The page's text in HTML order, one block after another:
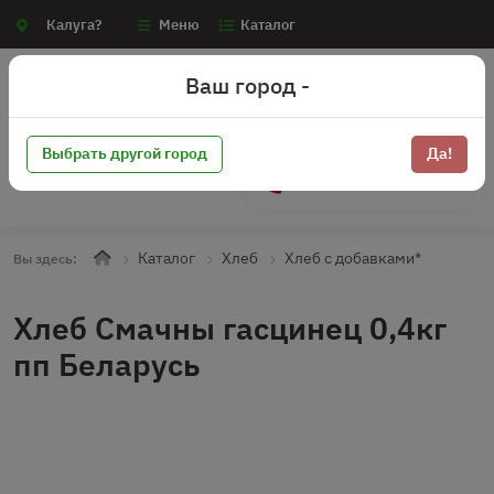
Калуга? Меню Каталог
Вы здесь: Каталог Хлеб Хлеб с добавками*
Хлеб Смачны гасцинец 0,4кг
пп Беларусь
Ваш город -
Выбрать другой город Да!